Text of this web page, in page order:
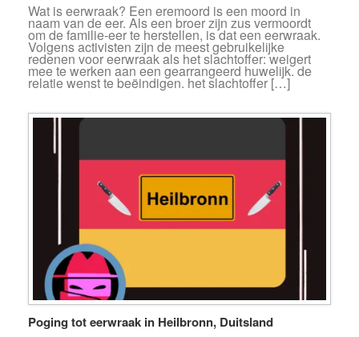
Wat is eerwraak? Een eremoord is een moord in
naam van de eer. Als een broer zijn zus vermoordt
om de familie-eer te herstellen, is dat een eerwraak.
Volgens activisten zijn de meest gebruikelijke
redenen voor eerwraak als het slachtoffer: weigert
mee te werken aan een gearrangeerd huwelijk. de
relatie wenst te beëindigen. het slachtoffer […]
Poging tot eerwraak in Heilbronn, Duitsland